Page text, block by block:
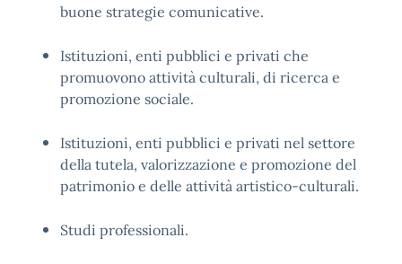
buone strategie comunicative.
Istituzioni, enti pubblici e privati che
promuovono attività culturali, di ricerca e
promozione sociale.
Istituzioni, enti pubblici e privati nel settore
della tutela, valorizzazione e promozione del
patrimonio e delle attività artistico-culturali.
Studi professionali.